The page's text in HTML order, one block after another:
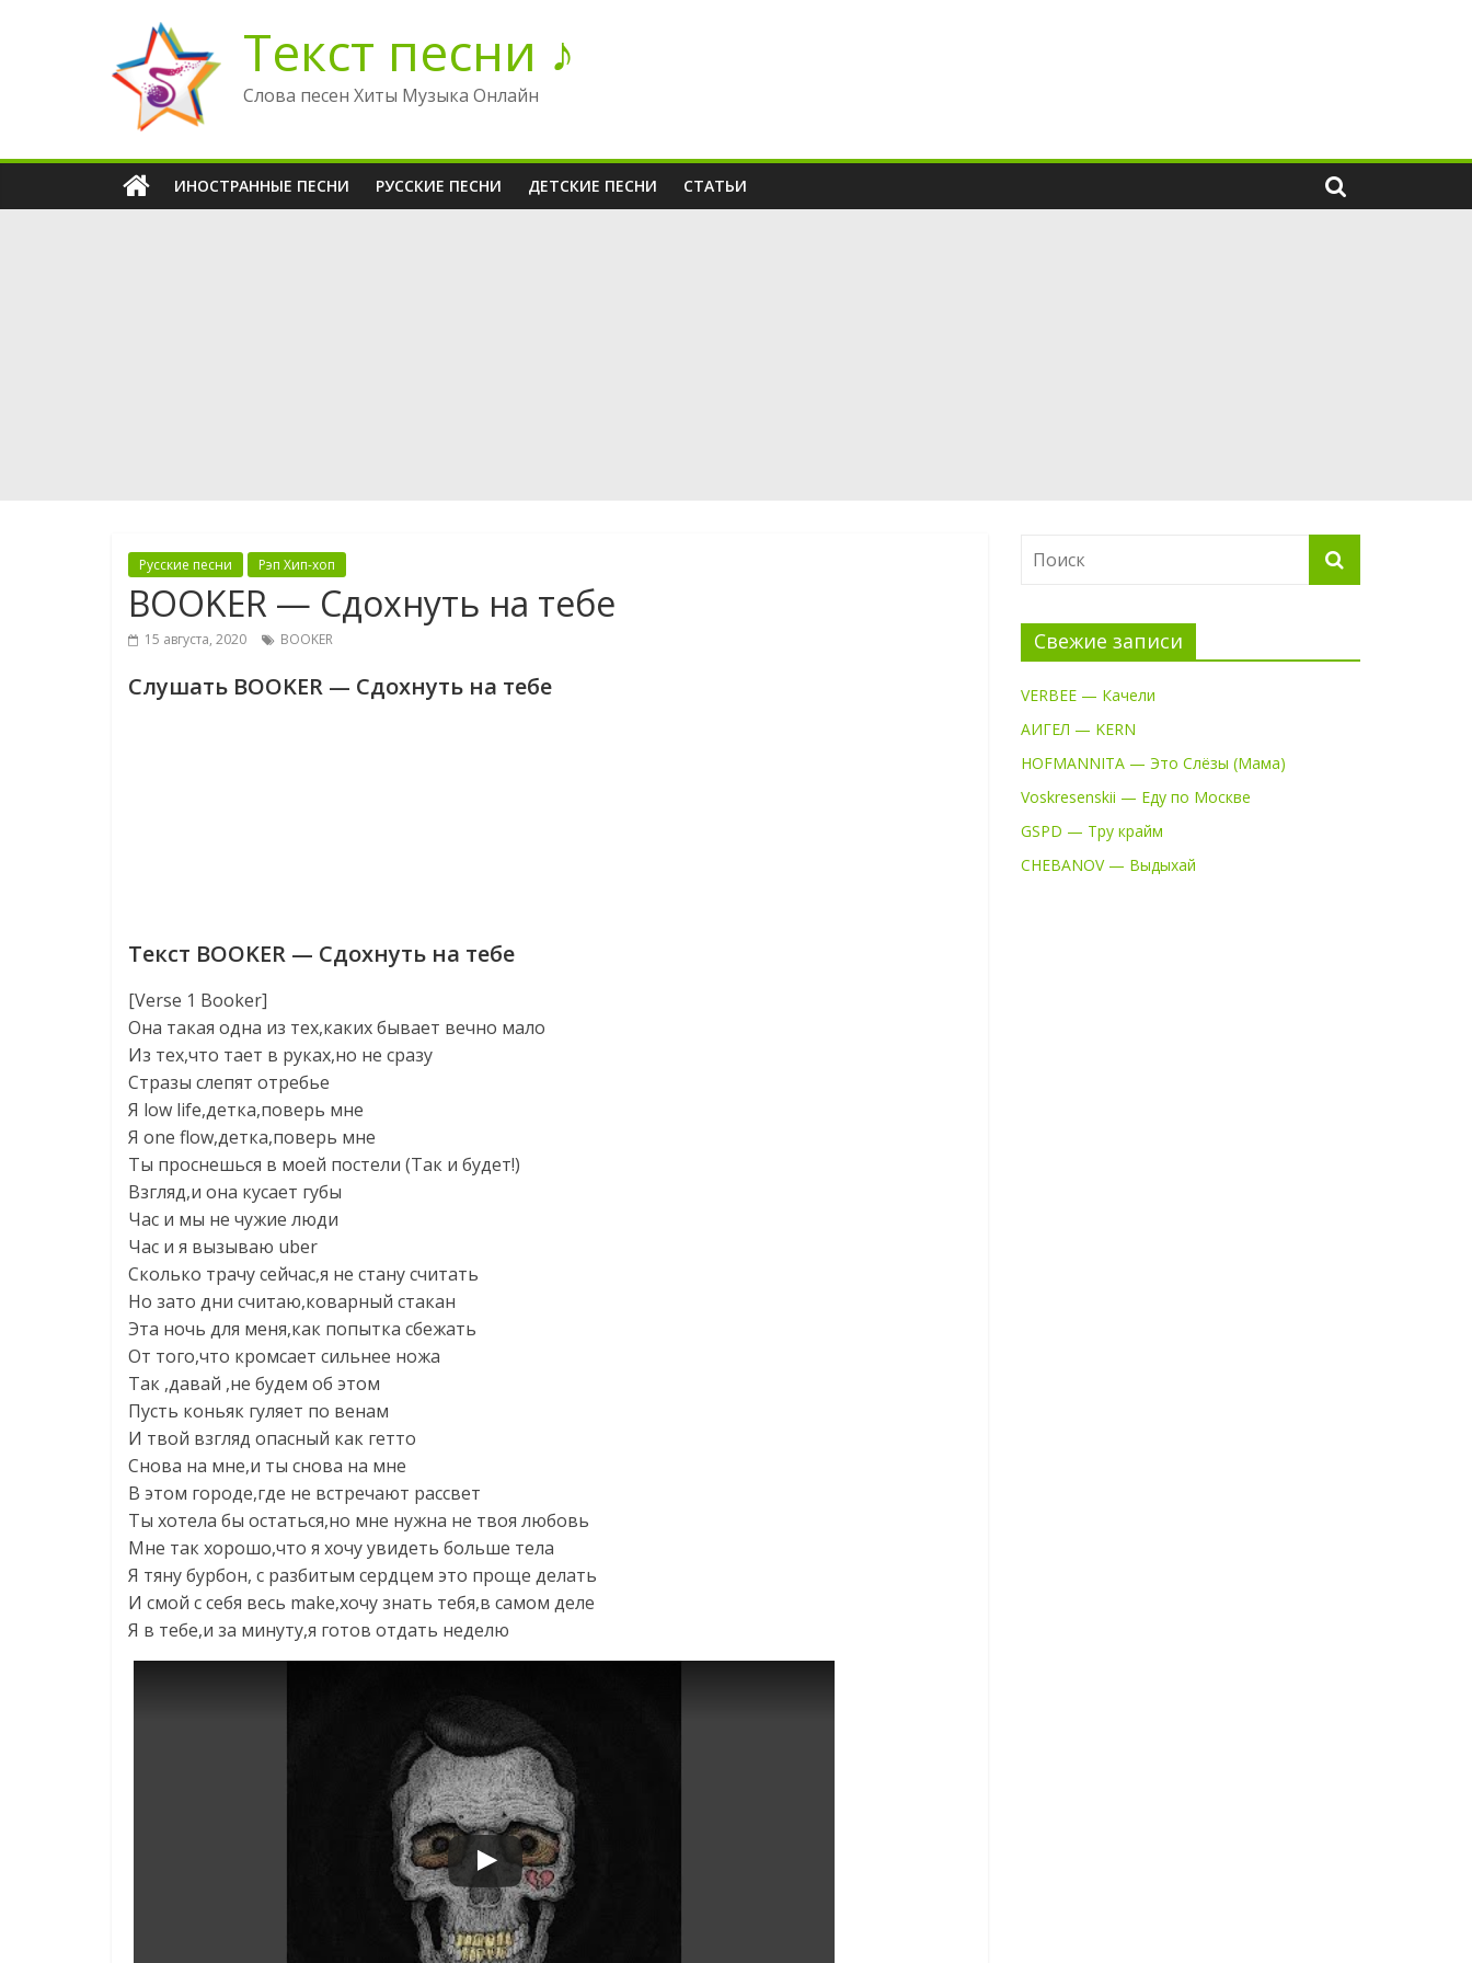
содержимому
Текст песни ♪
Слова песен Хиты Музыка Онлайн
ИНОСТРАННЫЕ ПЕСНИ РУССКИЕ ПЕСНИ ДЕТСКИЕ ПЕСНИ СТАТЬИ
Русские песни Рэп Хип-хоп
BOOKER — Сдохнуть на тебе
15 августа, 2020 BOOKER
Слушать BOOKER — Сдохнуть на тебе
Текст BOOKER — Сдохнуть на тебе
[Verse 1 Booker]
Она такая одна из тех,каких бывает вечно мало
Из тех,что тает в руках,но не сразу
Стразы слепят отребье
Я low life,детка,поверь мне
Я one flow,детка,поверь мне
Ты проснешься в моей постели (Так и будет!)
Взгляд,и она кусает губы
Час и мы не чужие люди
Час и я вызываю uber
Сколько трачу сейчас,я не стану считать
Но зато дни считаю,коварный стакан
Эта ночь для меня,как попытка сбежать
От того,что кромсает сильнее ножа
Так ,давай ,не будем об этом
Пусть коньяк гуляет по венам
И твой взгляд опасный как гетто
Снова на мне,и ты снова на мне
В этом городе,где не встречают рассвет
Ты хотела бы остаться,но мне нужна не твоя любовь
Мне так хорошо,что я хочу увидеть больше тела
Я тяну бурбон, с разбитым сердцем это проще делать
И смой с себя весь make,хочу знать тебя,в самом деле
Я в тебе,и за минуту,я готов отдать неделю
Свежие записи
VERBEE — Качели
АИГЕЛ — KERN
HOFMANNITA — Это Слёзы (Мама)
Voskresenskii — Еду по Москве
GSPD — Тру крайм
CHEBANOV — Выдыхай